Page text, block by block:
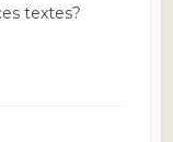
textes?